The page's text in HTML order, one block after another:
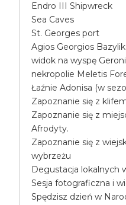
Endro III Shipwreck
Sea Caves
St. Georges port
Agios Georgios
widok na wyspę
nekropolie Meletis
Łaźnie Adonisa (w
Zapoznanie się z
Zapoznanie się z
Afrodyty.
Zapoznanie się z
wybrzeżu
Degustacja lokalnych
Sesja fotograficzna i
Spędzisz dzień w